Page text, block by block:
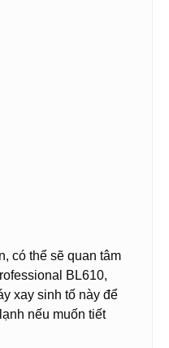
có thể sẽ quan tâm
BL610,
xay sinh tố này để
nếu muốn tiết